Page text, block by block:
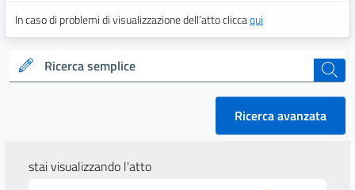
In caso di problemi di visualizzazione dell’atto cliccaqui
Ricerca semplice cerca
Ricerca avanzata
stai visualizzando l'atto